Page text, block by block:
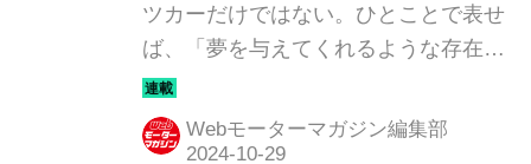
ツカーだけではない。ひとことで表せ
ば、「夢を与えてくれるような存在」
だ。ここでは、国内外のそんな魅力あ
るモデルたちを簡単に紹介していこ
う。今回は、メルセデスAMG ピュア
Webモーターマガジン編集部